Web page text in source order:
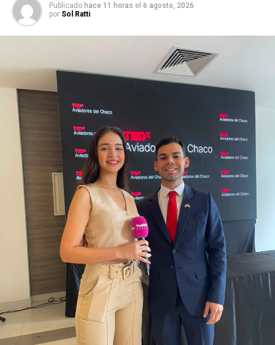
Publicado hace 11 horas el 6 agosto, 2026
por Sol Ratti